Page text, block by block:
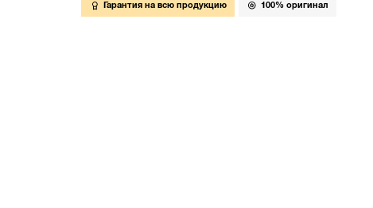
Гарантия на всю продукцию 100% оригинал